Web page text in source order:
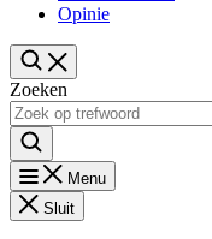
Opinie
Zoeken
Menu
Sluit